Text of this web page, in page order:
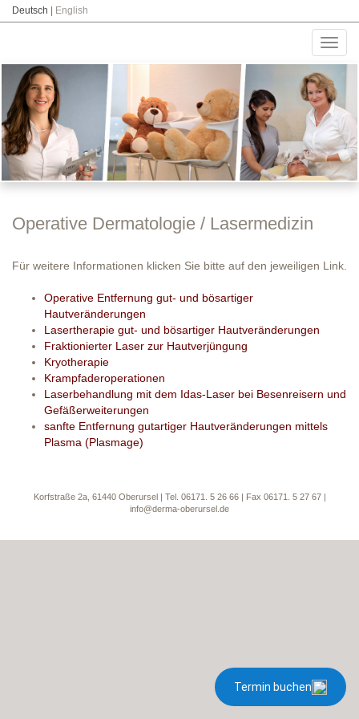
Deutsch English
Operative Dermatologie / Lasermedizin
Für weitere Informationen klicken Sie bitte auf den jeweiligen Link.
Operative Entfernung gut- und bösartiger
Hautveränderungen
Lasertherapie gut- und bösartiger Hautveränderungen
Fraktionierter Laser zur Hautverjüngung
Kryotherapie
Krampfaderoperationen
Laserbehandlung mit dem Idas-Laser bei Besenreisern und
Gefäßerweiterungen
sanfte Entfernung gutartiger Hautveränderungen mittels
Plasma (Plasmage)
Korfstraße 2a, 61440 Oberursel | Tel. 06171. 5 26 66 | Fax 06171. 5 27 67 |
info@derma-oberursel.de
Termin buchen